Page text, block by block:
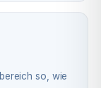
so, wie